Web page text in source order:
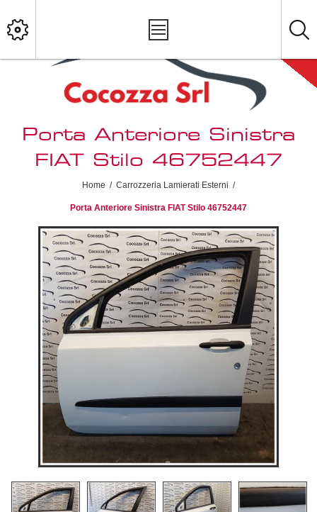
Porta Anteriore Sinistra
FIAT Stilo 46752447
Home / Carrozzeria Lamierati Esterni /
Porta Anteriore Sinistra FIAT Stilo 46752447